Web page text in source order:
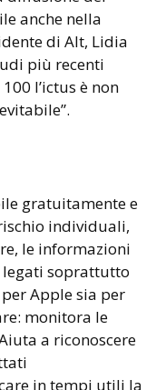
anche nella
di Alt, Lidia
più recenti
l’ictus è non
gratuitamente e
individuali,
le informazioni
legati soprattutto
Apple sia per
monitora le
a riconoscere
in tempi utili la